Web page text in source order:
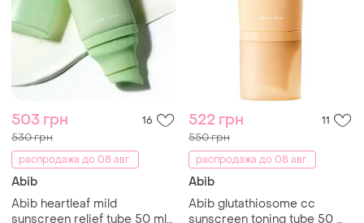
503 грн 16
530 грн
распродажа до 08 авг.
Abib
Abib heartleaf mild
sunscreen relief tube 50 ml
522 грн 11
550 грн
распродажа до 08 авг.
Abib
Abib glutathiosome cc
sunscreen toning tube 50 ml